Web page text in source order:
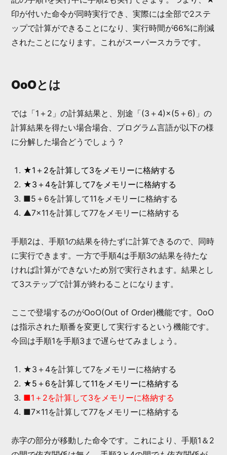
印が付いた命令が同時実行でき、実際には全部で2ステ
ップで計算ができることになり、実行時間が66%に削減
されたことになります。これがスーパースカラです。
OoOとは
では「1＋2」の計算結果と、別途「(3＋4)×(5＋6)」の
計算結果を得たい場合場合、プログラム言語が以下の様
に分解した場合どうでしょう？
★1＋2を計算して3をメモリーに格納する
★3＋4を計算して7をメモリーに格納する
■5＋6を計算して11をメモリーに格納する
▲7×11を計算して77をメモリーに格納する
手順2は、手順1の結果を待たずに計算できるので、同時
に実行できます。一方で手順4は手順3の結果を待たな
ければ計算ができないため別で実行されます。結果とし
て3ステップで計算が終わることになります。
ここで登場するのがOoO(Out of Order)機能です。OoO
は指示された順番を変更して実行するという機能です。
今回は手順1を手順3まで遅らせてみましょう。
★3＋4を計算して7をメモリーに格納する
★5＋6を計算して11をメモリーに格納する
■1＋2を計算して3をメモリーに格納する
■7×11を計算して77をメモリーに格納する
赤字の部分が移動した命令です。これにより、手順1＆2